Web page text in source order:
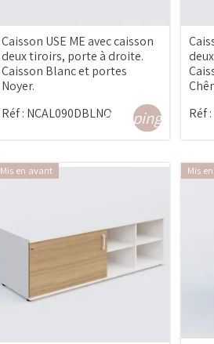
Caisson USE ME avec caisson
deux tiroirs, porte à droite.
Caisson Blanc et portes
Noyer.
Réf : NCAL090DBLNOshopping_cartRéf :
Mis en avant Mis